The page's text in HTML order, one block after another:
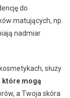
do
matujących, np.
nadmiar
służy
które mogą
a Twoja skóra